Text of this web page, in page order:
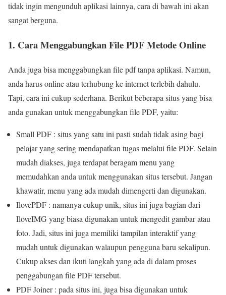
tidak ingin mengunduh aplikasi lainnya, cara di bawah ini akan
sangat berguna.
1. Cara Menggabungkan File PDF Metode Online
Anda juga bisa menggabungkan file pdf tanpa aplikasi. Namun,
anda harus online atau terhubung ke internet terlebih dahulu.
Tapi, cara ini cukup sederhana. Berikut beberapa situs yang bisa
anda gunakan untuk menggabungkan file PDF, yaitu:
Small PDF : situs yang satu ini pasti sudah tidak asing bagi
pelajar yang sering mendapatkan tugas melalui file PDF. Selain
mudah diakses, juga terdapat beragam menu yang
memudahkan anda untuk menggunakan situs tersebut. Jangan
khawatir, menu yang ada mudah dimengerti dan digunakan.
IlovePDF : namanya cukup unik, situs ini juga bagian dari
IloveIMG yang biasa digunakan untuk mengedit gambar atau
foto. Jadi, situs ini juga memiliki tampilan interaktif yang
mudah untuk digunakan walaupun pengguna baru sekalipun.
Cukup akses dan ikuti langkah yang ada di dalam proses
penggabungan file PDF tersebut.
PDF Joiner : pada situs ini, juga bisa digunakan untuk